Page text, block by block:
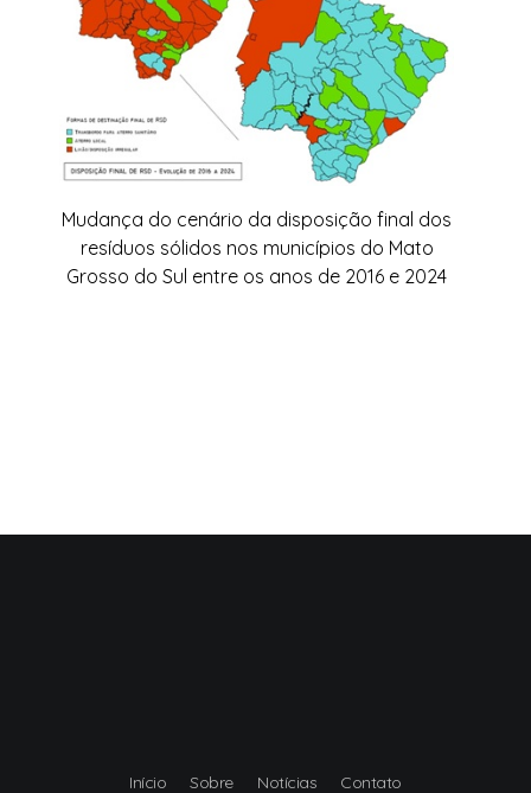
Mudança do cenário da disposição final dos
resíduos sólidos nos municípios do Mato
Grosso do Sul entre os anos de 2016 e 2024
Início Sobre Notícias Contato